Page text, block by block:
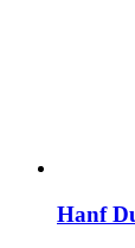
Hanf